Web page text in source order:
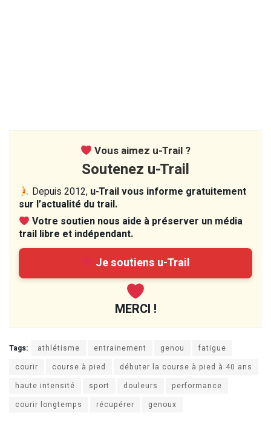
Vous aimez u-Trail ?
Soutenez u-Trail
Depuis 2012, u-Trail vous informe gratuitement
sur l’actualité du trail.
Votre soutien nous aide à préserver un média
trail libre et indépendant.
Je soutiens u-Trail
MERCI !
Tags: athlétisme entrainement genou
fatigue
courir
course à pied
débuter la course à pied à 40 ans
haute intensité
sport douleurs
performance
courir longtemps
récupérer genoux